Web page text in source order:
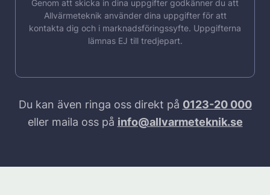
Genom att skicka in dina uppgifter godkänner du att
Allvärmeteknik använder dina uppgifter för att
kontakta dig och i marknadsföringssyfte. Uppgifterna
lämnas EJ till tredjepart.
Du kan även ringa oss direkt på 0123-20 000
eller maila oss på info@allvarmeteknik.se